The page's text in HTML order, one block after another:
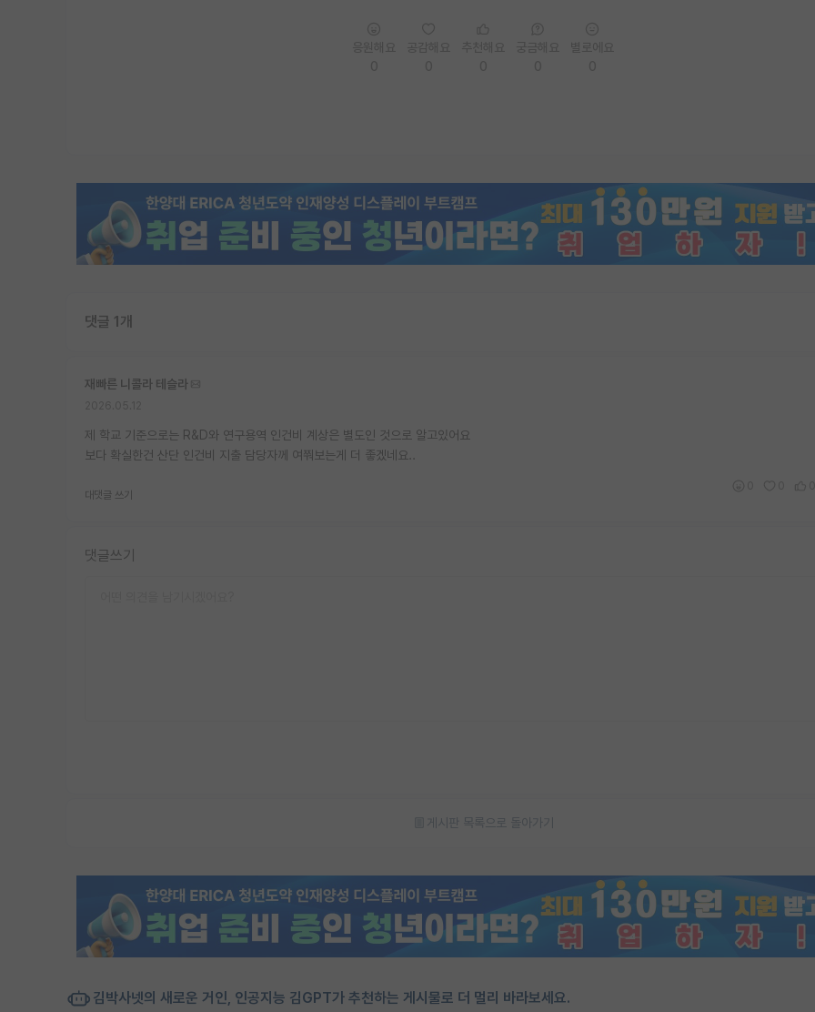
댓글 1개
재빠른 니콜라 테슬라
제 학교 기준으로는 R&D와 연구용역 인건비 계상은 별도인 것으로 알고있어요
보다 확실한건 산단 인건비 지출 담당자께 여쭤보는게 더 좋겠네요..
대댓글 쓰기
댓글쓰기
게시판 목록으로 돌아가기
김박사넷의 새로운 거인, 인공지능 김GPT가 추천하는 게시물로 더 멀리 바라보세요.